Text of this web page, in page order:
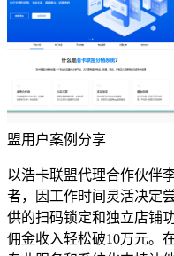
盟用户案例分享
以浩卡联盟代理合作伙伴
者，因工作时间灵活决定
供的扫码锁定和独立店铺
佣金收入轻松破10万元。